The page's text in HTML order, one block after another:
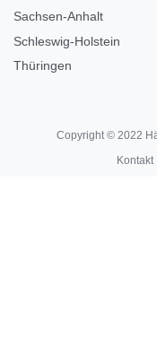
Sachsen-Anhalt
Schleswig-Holstein
Thüringen
Copyright © 2022
Kontakt